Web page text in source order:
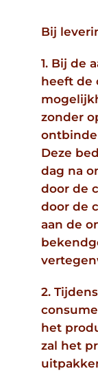
Bij
1. Bij de
heeft de
zonder
Deze
dag na
door de
door de
aan de
2.
het
zal het